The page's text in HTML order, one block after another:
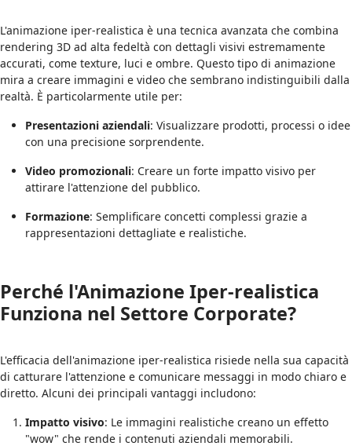
L'animazione iper-realistica è una tecnica avanzata che combina
rendering 3D ad alta fedeltà con dettagli visivi estremamente
accurati, come texture, luci e ombre. Questo tipo di animazione
mira a creare immagini e video che sembrano indistinguibili dalla
realtà. È particolarmente utile per:
Presentazioni aziendali: Visualizzare prodotti, processi o idee
con una precisione sorprendente.
Video promozionali: Creare un forte impatto visivo per
attirare l'attenzione del pubblico.
Formazione: Semplificare concetti complessi grazie a
rappresentazioni dettagliate e realistiche.
Perché l'Animazione Iper-realistica
Funziona nel Settore Corporate?
L'efficacia dell'animazione iper-realistica risiede nella sua capacità
di catturare l'attenzione e comunicare messaggi in modo chiaro e
diretto. Alcuni dei principali vantaggi includono:
Impatto visivo: Le immagini realistiche creano un effetto
"wow" che rende i contenuti aziendali memorabili.